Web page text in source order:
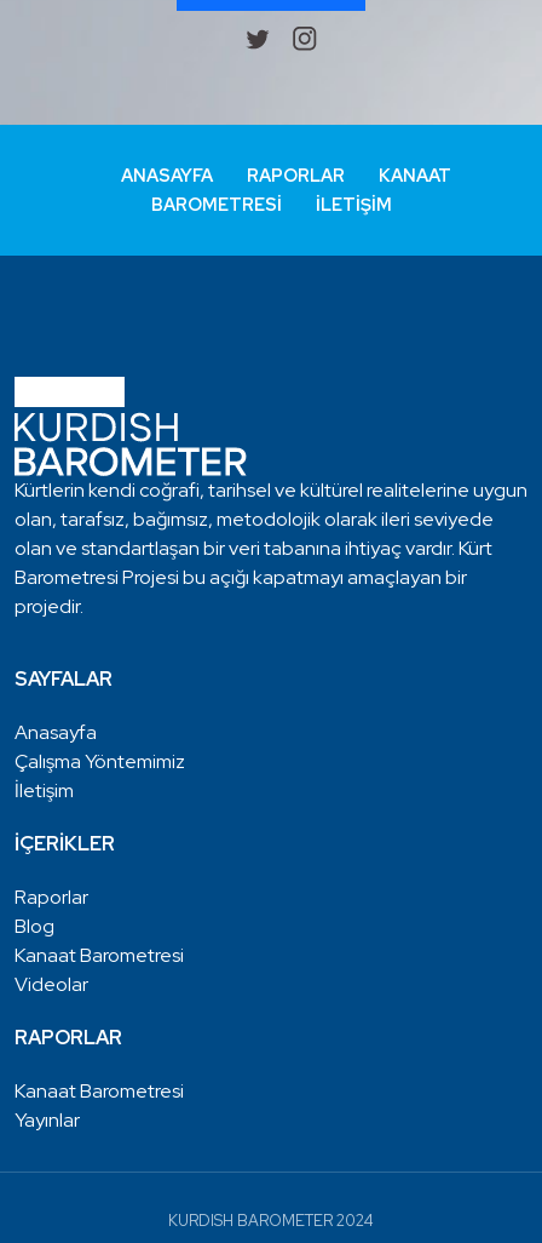
ANASAYFA RAPORLAR
KANAAT
BAROMETRESI
İLETIŞIM
Kürtlerin kendi coğrafi, tarihsel ve kültürel realitelerine uygun
olan, tarafsız, bağımsız, metodolojik olarak ileri seviyede
olan ve standartlaşan bir veri tabanına ihtiyaç vardır. Kürt
Barometresi Projesi bu açığı kapatmayı amaçlayan bir
projedir.
SAYFALAR
Anasayfa
Çalışma Yöntemimiz
İletişim
İÇERİKLER
Raporlar
Blog
Kanaat Barometresi
Videolar
RAPORLAR
Kanaat Barometresi
Yayınlar
KURDISH BAROMETER 2024